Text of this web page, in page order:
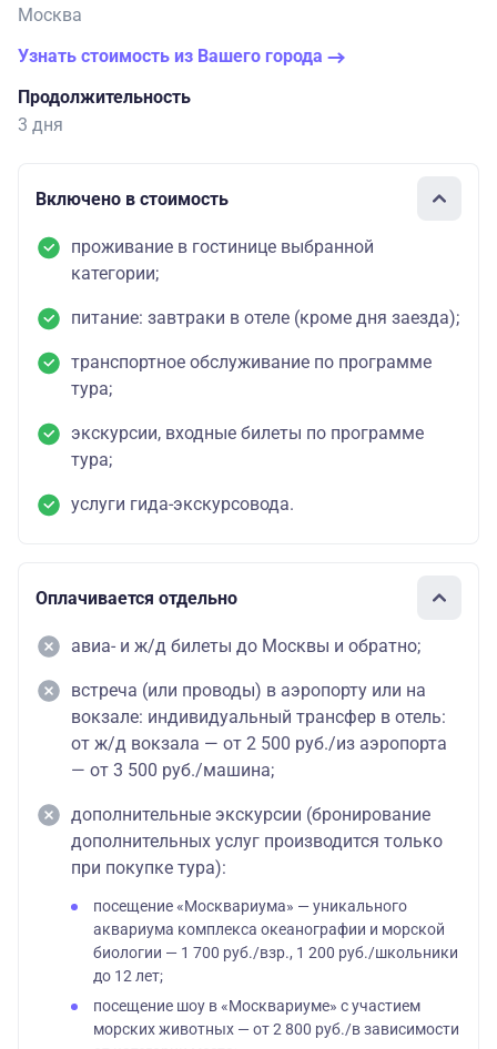
Москва
Узнать стоимость из Вашего города
Продолжительность
3 дня
Включено в стоимость
проживание в гостинице выбранной
категории;
питание: завтраки в отеле (кроме дня заезда);
транспортное обслуживание по программе
тура;
экскурсии, входные билеты по программе
тура;
услуги гида-экскурсовода.
Оплачивается отдельно
авиа- и ж/д билеты до Москвы и обратно;
встреча (или проводы) в аэропорту или на
вокзале: индивидуальный трансфер в отель:
от ж/д вокзала — от 2 500 руб./из аэропорта
— от 3 500 руб./машина;
дополнительные экскурсии (бронирование
дополнительных услуг производится только
при покупке тура):
посещение «Москвариума» — уникального
аквариума комплекса океанографии и морской
биологии — 1 700 руб./взр., 1 200 руб./школьники
до 12 лет;
посещение шоу в «Москвариуме» с участием
морских животных — от 2 800 руб./в зависимости